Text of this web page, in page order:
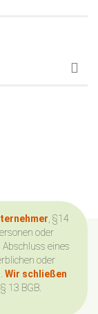
, §14
oder
eines
oder
Wir schließen
, § 13 BGB.